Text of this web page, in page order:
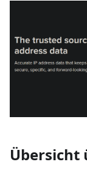
Übersicht